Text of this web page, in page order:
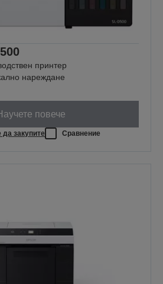
принтер
нареждане
повече
закупите Сравнение